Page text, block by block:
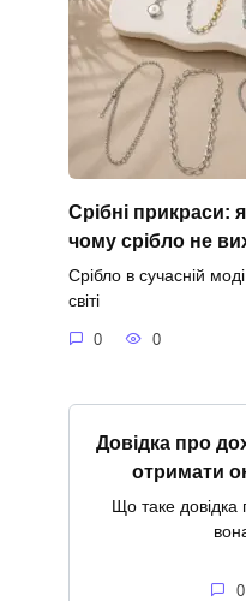
Срібні прикраси:
чому срібло не
Срібло в сучасній
світі
0 0
Довідка про
отримати
Що таке довідка
0